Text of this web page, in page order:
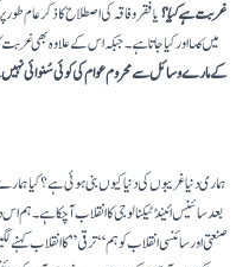
غربت ہے کیا؟یا فقر و فاقہ کی اصطلاح کا ذکر عام
میںکہا اور کیا جاتاہے۔ جبکہ اس کے علاوہ بھیغربت
کے مارے وسائل سے محروم عوام کی کوئی سُنوائی نہیں
ہماری دنیا غریبوں کی دنیا کیوں بنی ہوئی ہے؟ کیا
بعد سائینس ائینڈ ٹیکنالوجی کا انقلاب آچکا ہے۔ ہم
صنعتی اور سائنسی انقلاب کو ہم “ترقی” کا انقلاب